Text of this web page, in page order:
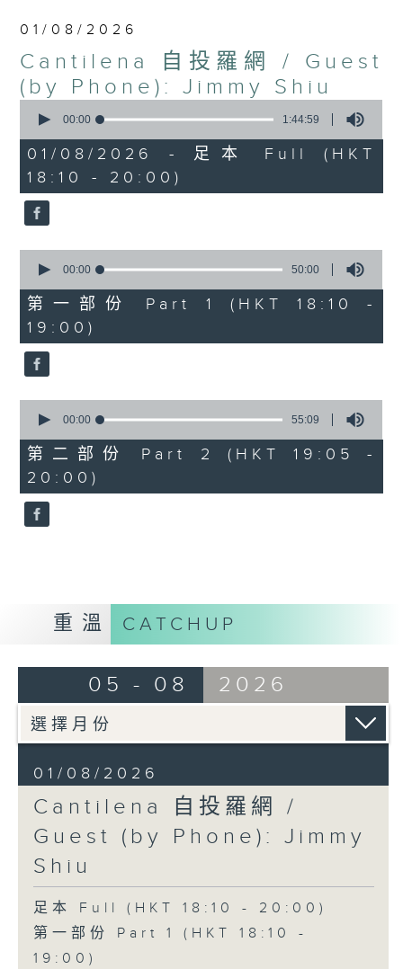
01/08/2026
Cantilena 自投羅網 / Guest
(by Phone): Jimmy Shiu
seconds
1
hour,
44
minutes,
59
seconds
00:00 1:44:59
01/08/2026 - 足本 Full (HKT
18:10 - 20:00)
seconds
50
minutes,
0
seconds
00:00 50:00
第一部份 Part 1 (HKT 18:10 -
19:00)
seconds
55
minutes,
9
seconds
00:00 55:09
第二部份 Part 2 (HKT 19:05 -
20:00)
重溫 CATCHUP
05 - 08 2026
01/08/2026
Cantilena 自投羅網 /
Guest (by Phone): Jimmy
Shiu
足本 Full (HKT 18:10 - 20:00)
第一部份 Part 1 (HKT 18:10 -
19:00)